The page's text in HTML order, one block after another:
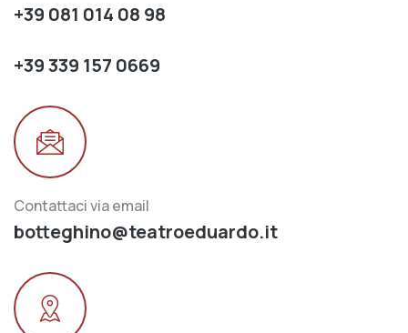
+39 081 014 08 98
+39 339 157 0669
Contattaci via email
botteghino@teatroeduardo.it